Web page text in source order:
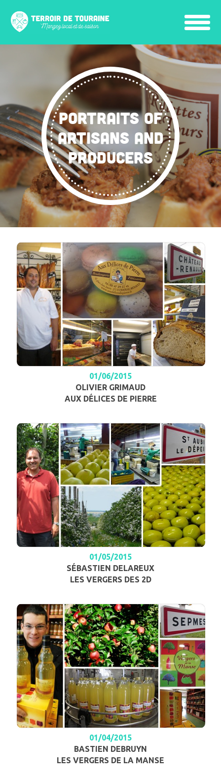
PORTRAITS OF
ARTISANS AND
PRODUCERS
01/06/2015
OLIVIER GRIMAUD
AUX DÉLICES DE PIERRE
01/05/2015
SÉBASTIEN DELAREUX
LES VERGERS DES 2D
01/04/2015
BASTIEN DEBRUYN
LES VERGERS DE LA MANSE